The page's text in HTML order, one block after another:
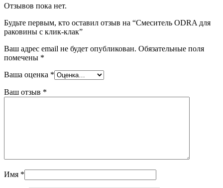
Отзывов пока нет.
Будьте первым, кто оставил отзыв на “Смеситель ODRA для
раковины с клик-клак”
Ваш адрес email не будет опубликован. Обязательные поля
помечены *
Ваша оценка *
Ваш отзыв *
Имя *